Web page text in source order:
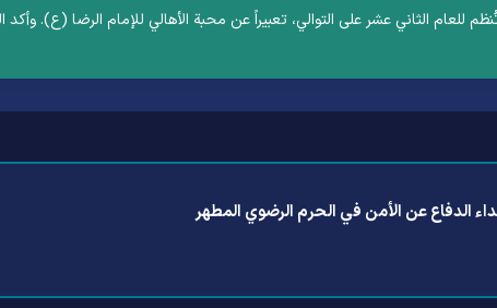
للعام الثاني عشر على التوالي، تعبيراً عن محبة الأهالي للإمام الرضا (ع).
الدفاع عن الأمن في الحرم الرضوي المطهر